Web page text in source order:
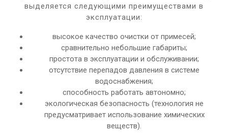
выделяется следующими преимуществами в
эксплуатации:
высокое качество очистки от примесей;
сравнительно небольшие габариты;
простота в эксплуатации и обслуживании;
отсутствие перепадов давления в системе
водоснабжения;
способность работать автономно;
экологическая безопасность (технология не
предусматривает использование химических
веществ).